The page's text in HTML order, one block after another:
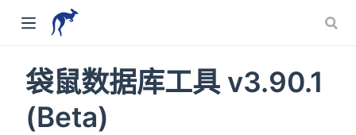
袋鼠数据库工具 v3.90.1
(Beta)